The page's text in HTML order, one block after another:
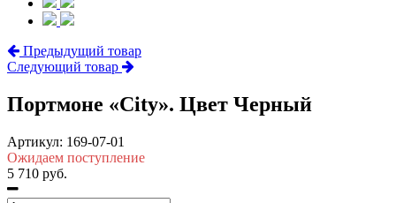
Предыдущий товар
Следующий товар
Портмоне «City». Цвет Черный
Артикул: 169-07-01
Ожидаем поступление
5 710 руб.